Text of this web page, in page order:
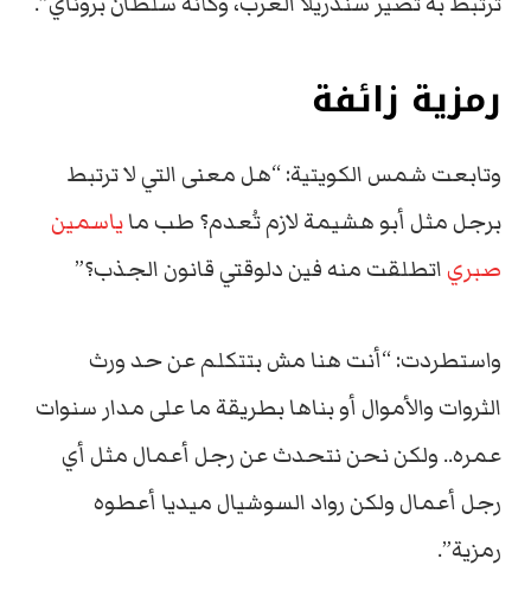
رمزية زائفة
وتابعت شمس الكويتية: “هل معنى التي لا ترتبط
برجل مثل أبو هشيمة لازم تُعدم؟ طب ماياسمين
صبرياتطلقت منه فين دلوقتي قانون الجذب؟”
واستطردت: “أنت هنا مش بتتكلم عن حد ورث
الثروات والأموال أو بناها بطريقة ما على مدار سنوات
عمره.. ولكن نحن نتحدث عن رجل أعمال مثل أي
رجل أعمال ولكن رواد السوشيال ميديا أعطوه
رمزية”.